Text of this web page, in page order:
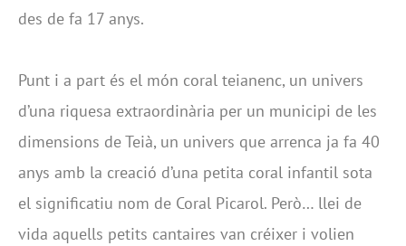
des de fa 17 anys.
Punt i a part és el món coral teianenc, un univers
d’una riquesa extraordinària per un municipi de les
dimensions de Teià, un univers que arrenca ja fa 40
anys amb la creació d’una petita coral infantil sota
el significatiu nom de Coral Picarol. Però… llei de
vida aquells petits cantaires van créixer i volien